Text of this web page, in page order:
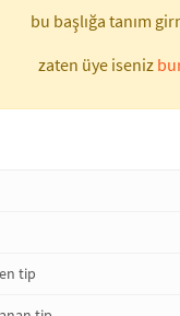
bu başlığa tanım
zaten üye iseniz
tip